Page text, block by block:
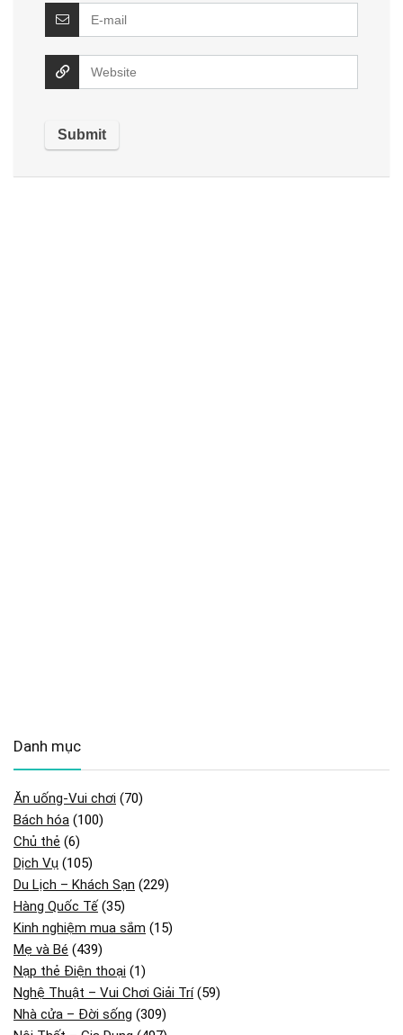
Danh mục
Ăn uống-Vui chơi (70)
Bách hóa (100)
Chủ thẻ (6)
Dịch Vụ (105)
Du Lịch – Khách Sạn (229)
Hàng Quốc Tế (35)
Kinh nghiệm mua sắm (15)
Mẹ và Bé (439)
Nạp thẻ Điện thoại (1)
Nghệ Thuật – Vui Chơi Giải Trí(59)
Nhà cửa – Đời sống (309)